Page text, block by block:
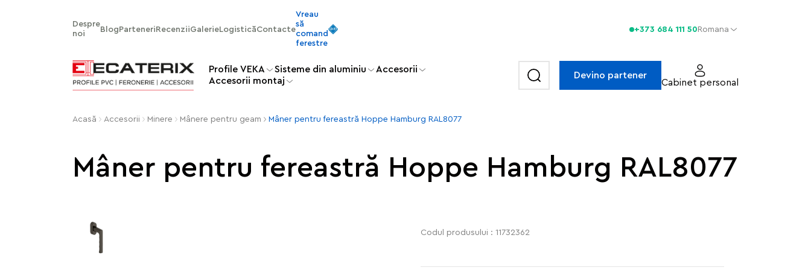
Despre
noi
BlogParteneriRecenziiGalerieLogisticăContacte
Vreau
să
comand
ferestre
+373 684 111 50Romana
Profile VEKA Sisteme din aluminiu
Accesorii
Аccesorii montaj
Devino partener
Cabinet personal
Acasă Accesorii Minere Mânere pentru geam Mâner pentru fereastră Hoppe Hamburg RAL8077
Mâner pentru fereastră Hoppe Hamburg RAL8077
Codul produsului : 11732362